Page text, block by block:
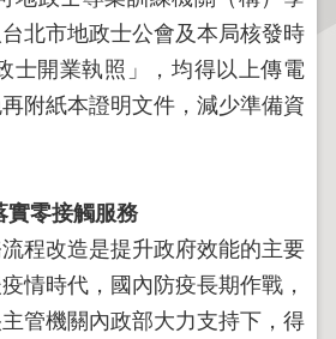
北市地政士公會及本局核發時
士開業執照」，均得以上傳電
附紙本證明文件，減少準備資
實零接觸服務
程改造是提升政府效能的主要
情時代，國內防疫長期作戰，
管機關內政部大力支持下，得